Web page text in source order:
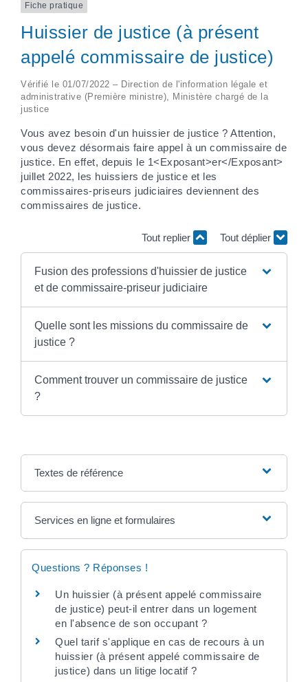
Fiche pratique
Huissier de justice (à présent
appelé commissaire de justice)
Vérifié le 01/07/2022 – Direction de l'information légale et
administrative (Première ministre), Ministère chargé de la
justice
Vous avez besoin d'un huissier de justice ? Attention,
vous devez désormais faire appel à un commissaire de
justice. En effet, depuis le 1<Exposant>er</Exposant>
juillet 2022, les huissiers de justice et les
commissaires-priseurs judiciaires deviennent des
commissaires de justice.
Tout replier Tout déplier
Fusion des professions d'huissier de justice
et de commissaire-priseur judiciaire
Quelle sont les missions du commissaire de
justice ?
Comment trouver un commissaire de justice
?
Textes de référence
Services en ligne et formulaires
Questions ? Réponses !
Un huissier (à présent appelé commissaire
de justice) peut-il entrer dans un logement
en l'absence de son occupant ?
Quel tarif s'applique en cas de recours à un
huissier (à présent appelé commissaire de
justice) dans un litige locatif ?